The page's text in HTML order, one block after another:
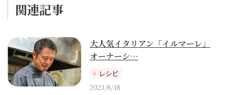
関連記事
大人気イタリアン「イルマーレ」
オーナーシ…
レシピ
2023/8/18